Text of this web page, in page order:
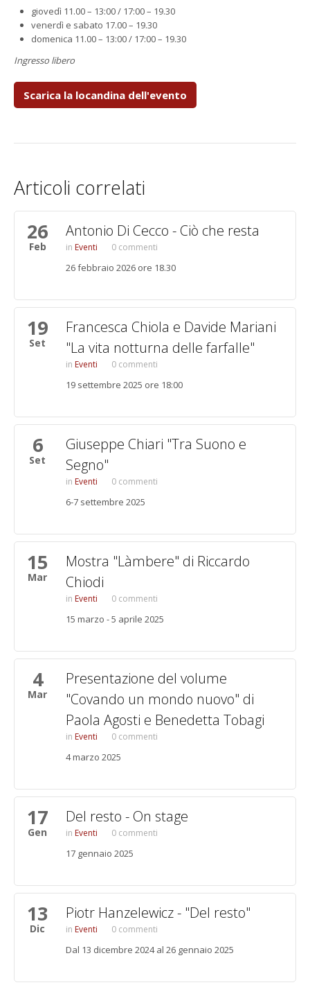
giovedì 11.00 – 13:00 / 17:00 – 19.30
venerdì e sabato 17.00 – 19.30
domenica 11.00 – 13:00 / 17:00 – 19.30
Ingresso libero
Scarica la locandina dell'evento
Articoli correlati
26
Feb
Antonio Di Cecco - Ciò che resta
Eventi 0 commenti
26 febbraio 2026 ore 18.30
19
Set
Francesca Chiola e Davide Mariani
"La vita notturna delle farfalle"
Eventi 0 commenti
19 settembre 2025 ore 18:00
6
Set
Giuseppe Chiari "Tra Suono e
Segno"
Eventi 0 commenti
6-7 settembre 2025
15
Mar
Mostra "Làmbere" di Riccardo
Chiodi
Eventi 0 commenti
15 marzo - 5 aprile 2025
4
Mar
Presentazione del volume
"Covando un mondo nuovo" di
Paola Agosti e Benedetta Tobagi
Eventi 0 commenti
4 marzo 2025
17
Gen
Del resto - On stage
Eventi 0 commenti
17 gennaio 2025
13
Dic
Piotr Hanzelewicz - "Del resto"
Eventi 0 commenti
Dal 13 dicembre 2024 al 26 gennaio 2025
Pagine